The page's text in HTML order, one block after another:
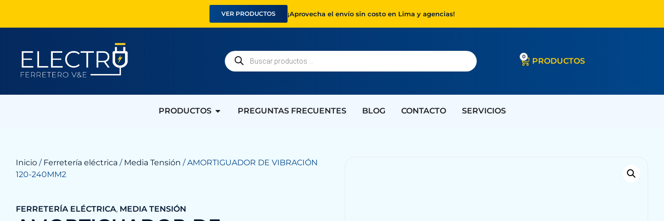
VER PRODUCTOS ¡Aprovecha el envío sin costo en Lima y agencias!
0 PRODUCTOS
PRODUCTOS PREGUNTAS FRECUENTES BLOG CONTACTO SERVICIOS
Inicio / Ferretería eléctrica / Media Tensión / AMORTIGUADOR DE VIBRACIÓN
120-240MM2
FERRETERÍA ELÉCTRICA, MEDIA TENSIÓN